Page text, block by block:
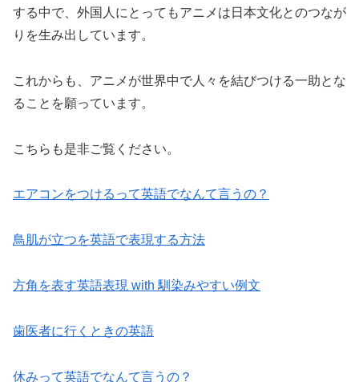
する中で、外国人にとってもアニメは日本文化とのつなが
りを生み出しています。
これからも、アニメが世界中で人々を結びつける一助とな
ることを願っています。
こちらも是非ご覧ください。
エアコンをつけるって英語でなんて言うの？
鳥肌が立つを英語で表現する方法
方角を表す英語表現 with 馴染みやすい例文
歯医者に行くときの英語
休みって英語でなんて言うの？